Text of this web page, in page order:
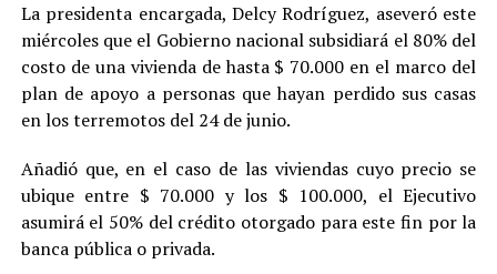
La presidenta encargada, Delcy Rodríguez, aseveró este
miércoles que el Gobierno nacional subsidiará el 80% del
costo de una vivienda de hasta $ 70.000 en el marco del
plan de apoyo a personas que hayan perdido sus casas
en los terremotos del 24 de junio.
Añadió que, en el caso de las viviendas cuyo precio se
ubique entre $ 70.000 y los $ 100.000, el Ejecutivo
asumirá el 50% del crédito otorgado para este fin por la
banca pública o privada.